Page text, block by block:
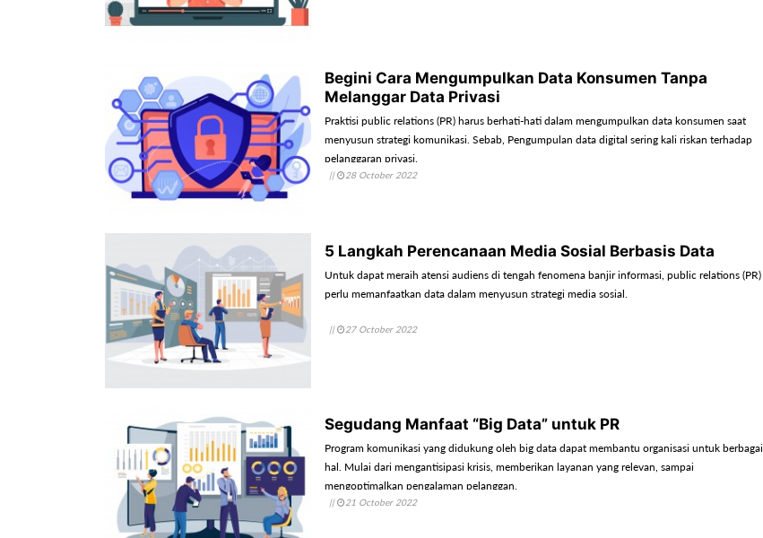
Begini Cara Mengumpulkan Data Konsumen Tanpa
Melanggar Data Privasi
Praktisi public relations (PR) harus berhati-hati dalam mengumpulkan data konsumen saat
menyusun strategi komunikasi. Sebab, Pengumpulan data digital sering kali riskan terhadap
pelanggaran privasi.
|| 28 October 2022
5 Langkah Perencanaan Media Sosial Berbasis Data
Untuk dapat meraih atensi audiens di tengah fenomena banjir informasi, public relations (PR)
perlu memanfaatkan data dalam menyusun strategi media sosial.
|| 27 October 2022
Segudang Manfaat “Big Data” untuk PR
Program komunikasi yang didukung oleh big data dapat membantu organisasi untuk berbagai
hal. Mulai dari mengantisipasi krisis, memberikan layanan yang relevan, sampai
mengoptimalkan pengalaman pelanggan.
|| 21 October 2022